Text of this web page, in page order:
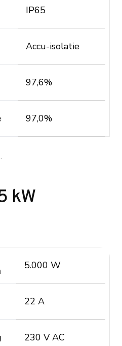
IP65
Accu-isolatie
97,6%
97,0%
kW
5.000 W
22 A
230 V AC